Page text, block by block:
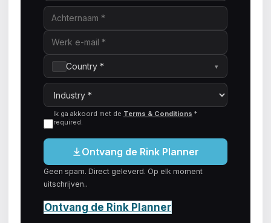
Country * ▾
Ik ga akkoord met de Terms & Conditions *
required.
Ontvang de Rink Planner
Geen spam. Direct geleverd. Op elk moment
uitschrijven..
Ontvang de Rink Planner